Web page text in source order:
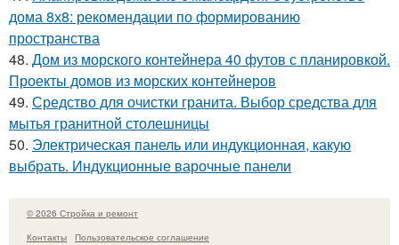
дома 8х8: рекомендации по формированию
пространства
48. Дом из морского контейнера 40 футов с планировкой.
Проекты домов из морских контейнеров
49. Средство для очистки гранита. Выбор средства для
мытья гранитной столешницы
50. Электрическая панель или индукционная, какую
выбрать. Индукционные варочные панели
© 2026 Стройка и ремонт
Контакты
Пользовательское соглашение